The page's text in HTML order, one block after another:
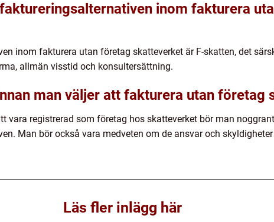
inom fakturera
inom fakturera utan företag skatteverket är F-skatten, det
allmän visstid och konsultersättning.
man väljer att fakturera utan företag
vara registrerad som företag hos skatteverket bör man
Man bör också vara medveten om de ansvar och
Läs fler inlägg här